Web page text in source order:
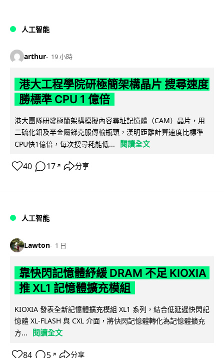
人工智能
arthur 19 小時
港大工程學院研極簡架構晶片 搜尋速度
勝標準 CPU 1 億倍
港大團隊研發極簡架構模擬內容尋址記憶體（CAM）晶片，用
二硫化鉬及半金屬銻克服傳輸瓶頸，漢明距離計算速度比標準
CPU快1億倍，每次搜尋耗能低...
閱讀全文
40 17 ↗ 分享
人工智能
Lawton 1 日
靠快閃記憶體紓緩 DRAM 不足 KIOXIA
推 XL1 記憶體擴充模組
KIOXIA 發表全新記憶體擴充模組 XL1 系列，結合低延遲快閃記
憶體 XL-FLASH 與 CXL 介面，將快閃記憶體轉化為記憶體擴充
方...
閱讀全文
84 5 ↗ 分享